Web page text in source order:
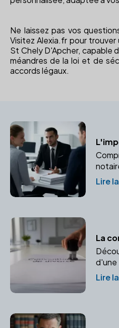
Ne laissez pas vos
Visitez Alexia.fr pour trouver
St Chely D'Apcher, capable
méandres de la loi et de
accords légaux.
Lire
d'une
les
Lire